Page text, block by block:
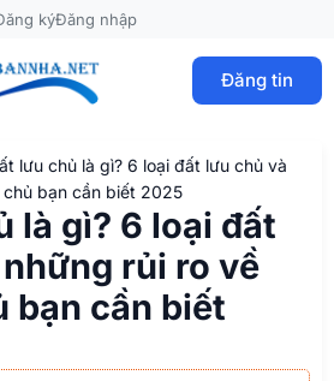
kýĐăng nhập
Đăng tin
lưu chủ là gì? 6 loại đất lưu chủ và
bạn cần biết 2025
là gì? 6 loại đất
rủi ro về
bạn cần biết